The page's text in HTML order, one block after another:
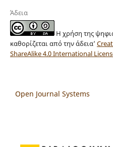
Άδεια
Η χρήση της
καθορίζεται από την άδεια’
ShareAlike 4.0 International
Open Journal Systems